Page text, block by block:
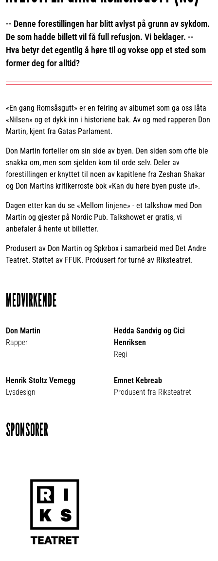
-- Denne forestillingen har blitt avlyst på grunn av sykdom.
De som hadde billett vil få full refusjon. Vi beklager. --
Hva betyr det egentlig å høre til og vokse opp et sted som
former deg for alltid?
«En gang Romsåsgutt» er en feiring av albumet som ga oss låta
«Nilsen» og et dykk inn i historiene bak. Av og med rapperen Don
Martin, kjent fra Gatas Parlament.
Don Martin forteller om sin side av byen. Den siden som ofte ble
snakka om, men som sjelden kom til orde selv. Deler av
forestillingen er knyttet til noen av kapitlene fra Zeshan Shakar
og Don Martins kritikerroste bok «Kan du høre byen puste ut».
Dagen etter kan du se «Mellom linjene» - et talkshow med Don
Martin og gjester på Nordic Pub. Talkshowet er gratis, vi
anbefaler å hente ut billetter.
Produsert av Don Martin og Spkrbox i samarbeid med Det Andre
Teatret. Støttet av FFUK. Produsert for turné av Riksteatret.
MEDVIRKENDE
Don Martin
Rapper
Hedda Sandvig og Cici
Henriksen
Regi
Henrik Stoltz Vernegg
Lysdesign
Emnet Kebreab
Produsent fra Riksteatret
SPONSORER